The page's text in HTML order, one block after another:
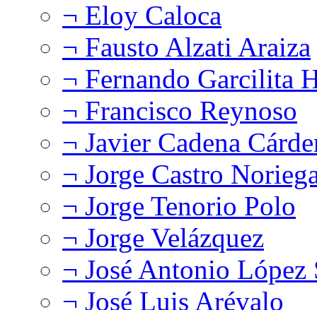
¬ Eloy Caloca
¬ Fausto Alzati Araiza
¬ Fernando Garcilita
¬ Francisco Reynoso
¬ Javier Cadena
¬ Jorge Castro
¬ Jorge Tenorio Polo
¬ Jorge Velázquez
¬ José Antonio López
¬ José Luis Arévalo